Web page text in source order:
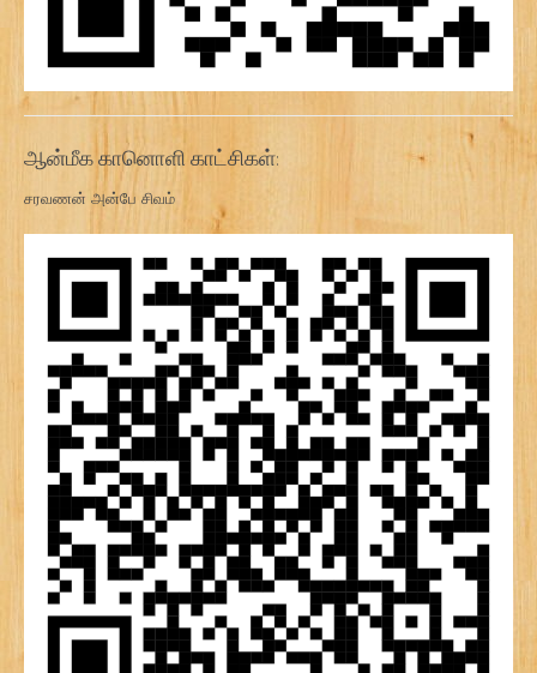
ஆன்மீக கானொளி காட்சிகள்:
சரவணன் அன்பே சிவம்